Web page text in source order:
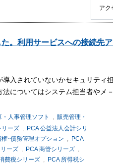
。利用サービスへの接続先
入されていないかセキュリティ
についてはシステム担当者やメ
・人事管理ソフト , 販売管理・
リーズ, PCA 公益法人会計シリ
･債務管理オプション , PCA
ーズ, PCA 商管シリーズ,
費税シリーズ, PCA 所得税シ